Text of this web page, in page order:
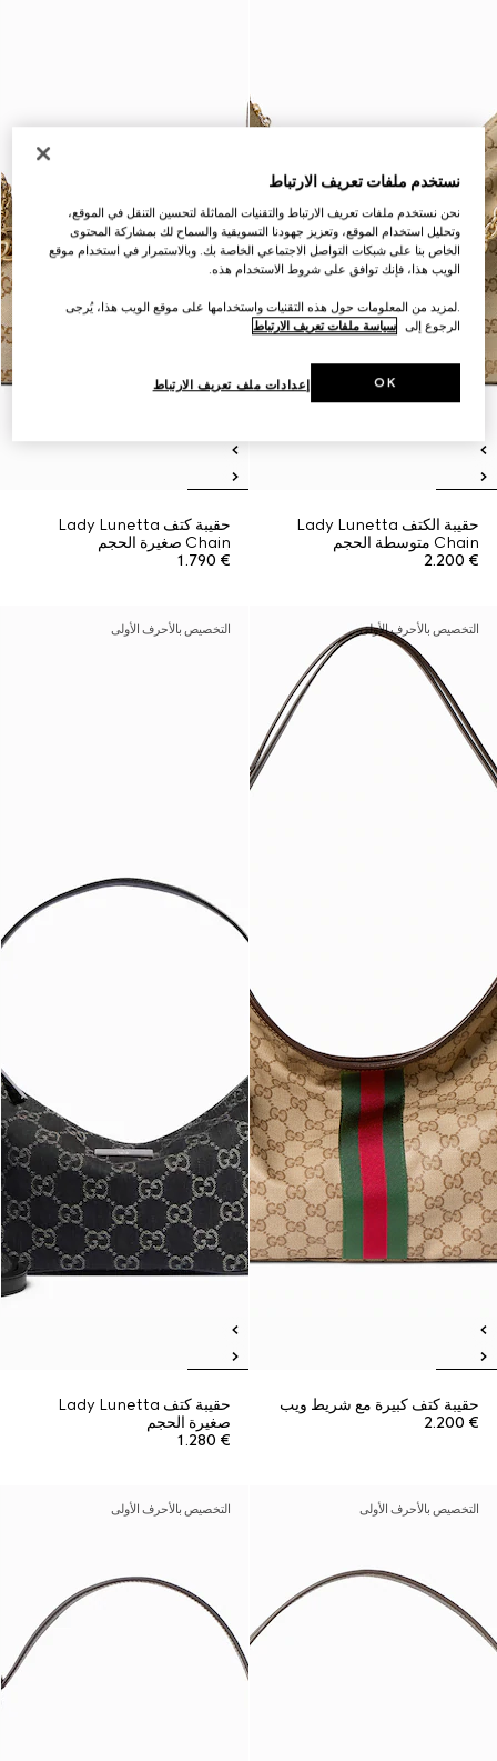
حقيبة الكتف Lady Lunetta
Chain متوسطة الحجم
€ 2.200
حقيبة كتف Lady Lunetta
Chain صغيرة الحجم
€ 1.790
التخصيص بالأحرف الأولى
حقيبة كتف كبيرة مع شريط ويب
€ 2.200
التخصيص بالأحرف الأولى
حقيبة كتف Lady Lunetta
صغيرة الحجم
€ 1.280
التخصيص بالأحرف الأولى التخصيص بالأحرف الأولى
نستخدم ملفات تعريف الارتباط
نحن نستخدم ملفات تعريف الارتباط والتقنيات المماثلة لتحسين التنقل في الموقع،
وتحليل استخدام الموقع، وتعزيز جهودنا التسويقية والسماح لك بمشاركة المحتوى
الخاص بنا على شبكات التواصل الاجتماعي الخاصة بك. وبالاستمرار في استخدام موقع
الويب هذا، فإنك توافق على شروط الاستخدام هذه.
.لمزيد من المعلومات حول هذه التقنيات واستخدامها على موقع الويب هذا، يُرجى
الرجوع إلى سياسة ملفات تعريف الارتباط
إعدادات ملف تعريف الارتباط OK